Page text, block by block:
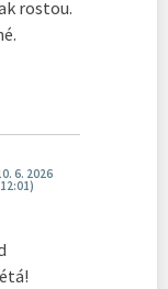
rostou.
6. 2026